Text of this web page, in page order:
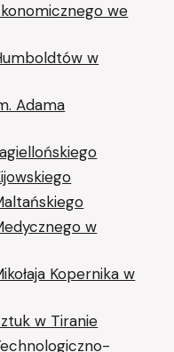
we
w
Adama
w
Kopernika w
w Tiranie